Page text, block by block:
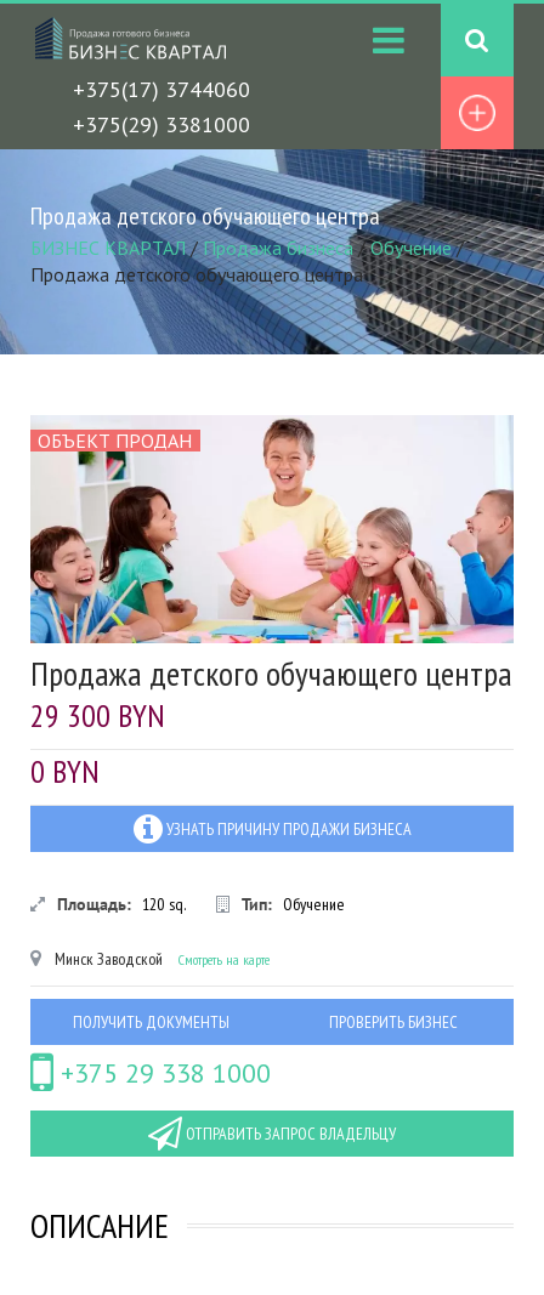
+375(17) 3744060
+375(29) 3381000
Продажа детского обучающего центра
БИЗНЕС КВАРТАЛ/Продажа бизнеса/Обучение/
Продажа детского обучающего центра
ОБЪЕКТ ПРОДАН
Продажа детского обучающего центра
29 300 BYN
0 BYN
УЗНАТЬ ПРИЧИНУ ПРОДАЖИ БИЗНЕСА
Площадь: 120 sq. Тип: Обучение
МинскЗаводской Смотреть на карте
ПОЛУЧИТЬ ДОКУМЕНТЫ ПРОВЕРИТЬ БИЗНЕС
+375 29 338 1000
ОТПРАВИТЬ ЗАПРОС ВЛАДЕЛЬЦУ
ОПИСАНИЕ